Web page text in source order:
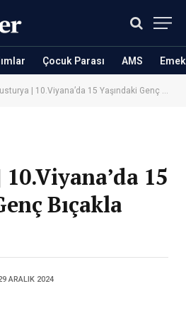
Çocuk Parası AMS
| 10.Viyana’da 15 Yaşındaki Genç Bıçakla Yaralandı
15
Bıçakla
ARALIK 2024